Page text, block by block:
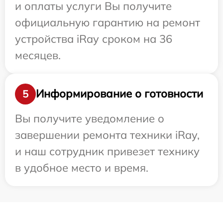
и оплаты услуги Вы получите
официальную гарантию на ремонт
устройства iRay сроком на 36
месяцев.
5
Информирование о готовности
Вы получите уведомление о
завершении ремонта техники iRay,
и наш сотрудник привезет технику
в удобное место и время.